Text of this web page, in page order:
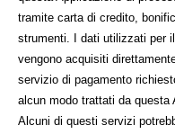
tramite carta di credito,
strumenti. I dati utilizzati per
vengono acquisiti
servizio di pagamento
alcun modo trattati da questa
Alcuni di questi servizi